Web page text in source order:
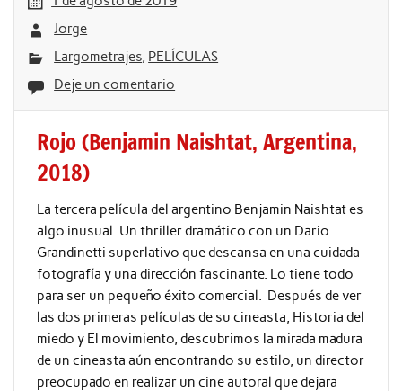
Jorge
Largometrajes, PELÍCULAS
Deje un comentario
Rojo (Benjamin Naishtat, Argentina,
2018)
La tercera película del argentino Benjamin Naishtat es
algo inusual. Un thriller dramático con un Dario
Grandinetti superlativo que descansa en una cuidada
fotografía y una dirección fascinante. Lo tiene todo
para ser un pequeño éxito comercial. Después de ver
las dos primeras películas de su cineasta, Historia del
miedo y El movimiento, descubrimos la mirada madura
de un cineasta aún encontrando su estilo, un director
preocupado en realizar un cine autoral que dejara